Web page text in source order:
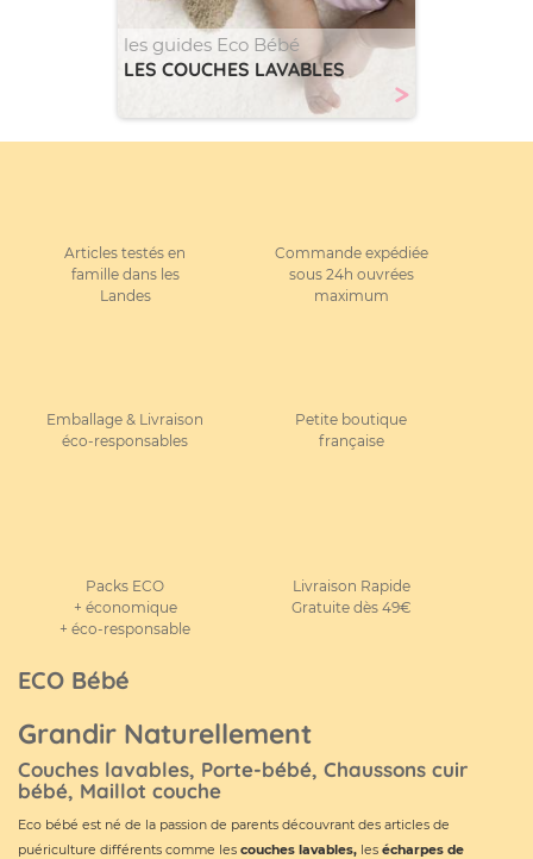
les guides Eco Bébé
LES COUCHES LAVABLES
>
Articles testés en
famille dans les
Landes
Commande expédiée
sous 24h ouvrées
maximum
Emballage & Livraison
éco-responsables
Petite boutique
française
Packs ECO
+ économique
+ éco-responsable
Livraison Rapide
Gratuite dès 49€
ECO Bébé
Grandir Naturellement
Couches lavables, Porte-bébé, Chaussons cuir
bébé, Maillot couche
Eco bébé est né de la passion de parents découvrant des articles de
puériculture différents comme les couches lavables, les écharpes de